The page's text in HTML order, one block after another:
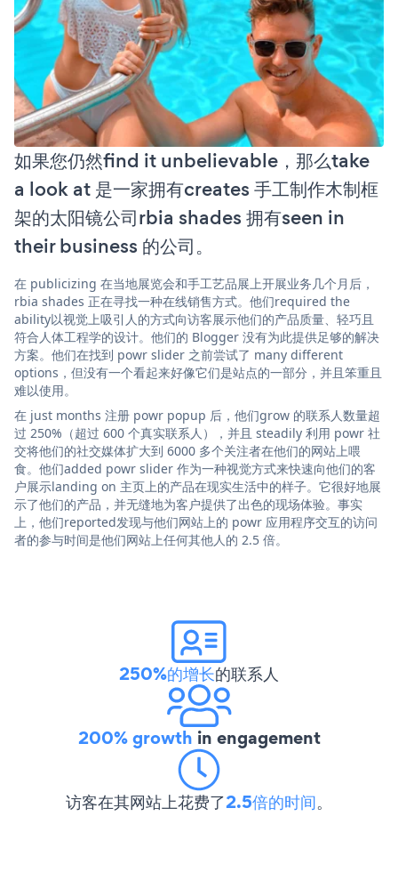
如果您仍然find it unbelievable，那么take
a look at 是一家拥有creates 手工制作木制框
架的太阳镜公司rbia shades 拥有seen in
their business 的公司。
在 publicizing 在当地展览会和手工艺品展上开展业务几个月后，
rbia shades 正在寻找一种在线销售方式。他们required the
ability以视觉上吸引人的方式向访客展示他们的产品质量、轻巧且
符合人体工程学的设计。他们的 Blogger 没有为此提供足够的解决
方案。他们在找到 powr slider 之前尝试了 many different
options，但没有一个看起来好像它们是站点的一部分，并且笨重且
难以使用。
在 just months 注册 powr popup 后，他们grow 的联系人数量超
过 250%（超过 600 个真实联系人），并且 steadily 利用 powr 社
交将他们的社交媒体扩大到 6000 多个关注者在他们的网站上喂
食。他们added powr slider 作为一种视觉方式来快速向他们的客
户展示landing on 主页上的产品在现实生活中的样子。它很好地展
示了他们的产品，并无缝地为客户提供了出色的现场体验。事实
上，他们reported发现与他们网站上的 powr 应用程序交互的访问
者的参与时间是他们网站上任何其他人的 2.5 倍。
250%的增长的联系人
200% growth in engagement
访客在其网站上花费了2.5倍的时间。